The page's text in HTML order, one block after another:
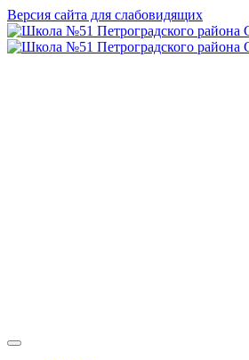
Версия сайта для слабовидящих